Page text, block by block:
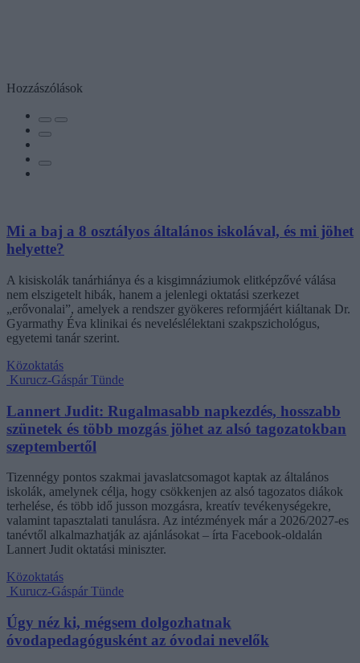
Hozzászólások
Mi a baj a 8 osztályos általános iskolával, és mi jöhet
helyette?
A kisiskolák tanárhiánya és a kisgimnáziumok elitképzővé válása
nem elszigetelt hibák, hanem a jelenlegi oktatási szerkezet
„erővonalai”, amelyek a rendszer gyökeres reformjáért kiáltanak Dr.
Gyarmathy Éva klinikai és neveléslélektani szakpszichológus,
egyetemi tanár szerint.
Közoktatás
Kurucz-Gáspár Tünde
Lannert Judit: Rugalmasabb napkezdés, hosszabb
szünetek és több mozgás jöhet az alsó tagozatokban
szeptembertől
Tizennégy pontos szakmai javaslatcsomagot kaptak az általános
iskolák, amelynek célja, hogy csökkenjen az alsó tagozatos diákok
terhelése, és több idő jusson mozgásra, kreatív tevékenységekre,
valamint tapasztalati tanulásra. Az intézmények már a 2026/2027-es
tanévtől alkalmazhatják az ajánlásokat – írta Facebook-oldalán
Lannert Judit oktatási miniszter.
Közoktatás
Kurucz-Gáspár Tünde
Úgy néz ki, mégsem dolgozhatnak
óvodapedagógusként az óvodai nevelők